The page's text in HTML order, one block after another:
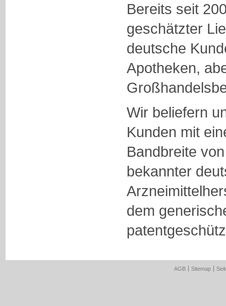
Bereits seit
geschätzter
deutsche
Apotheken,
Wir beliefern
Kunden mit
Bandbreite
bekannter
dem
AGB Sitemap